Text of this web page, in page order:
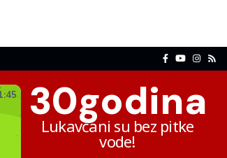
30godina
Lukavčani su bez pitke
vode!